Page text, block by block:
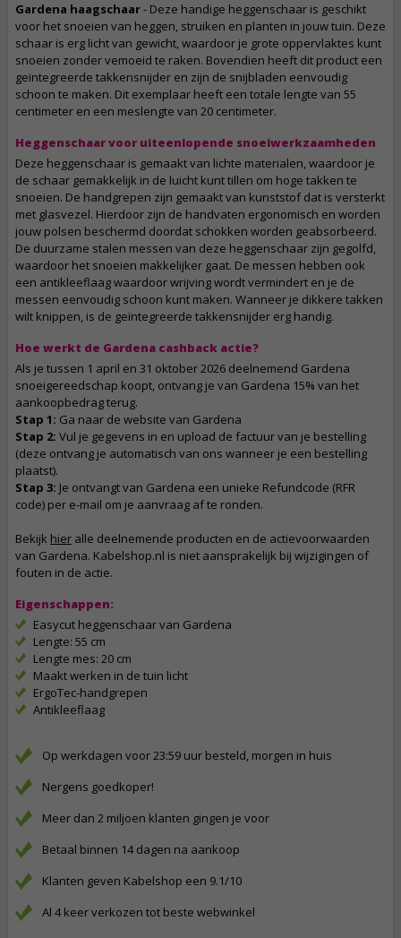
Gardena haagschaar- Deze handige heggenschaar is geschikt
voor het snoeien van heggen, struiken en planten in jouw tuin. Deze
schaar is erg licht van gewicht, waardoor je grote oppervlaktes kunt
snoeien zonder vemoeid te raken. Bovendien heeft dit product een
geïntegreerde takkensnijder en zijn de snijbladen eenvoudig
schoon te maken. Dit exemplaar heeft een totale lengte van 55
centimeter en een meslengte van 20 centimeter.
Heggenschaar voor uiteenlopende snoeiwerkzaamheden
Deze heggenschaar is gemaakt van lichte materialen, waardoor je
de schaar gemakkelijk in de luicht kunt tillen om hoge takken te
snoeien. De handgrepen zijn gemaakt van kunststof dat is versterkt
met glasvezel. Hierdoor zijn de handvaten ergonomisch en worden
jouw polsen beschermd doordat schokken worden geabsorbeerd.
De duurzame stalen messen van deze heggenschaar zijn gegolfd,
waardoor het snoeien makkelijker gaat. De messen hebben ook
een antikleeflaag waardoor wrijving wordt vermindert en je de
messen eenvoudig schoon kunt maken. Wanneer je dikkere takken
wilt knippen, is de geïntegreerde takkensnijder erg handig.
Hoe werkt de Gardena cashback actie?
Als je tussen 1 april en 31 oktober 2026 deelnemend Gardena
snoeigereedschap koopt, ontvang je van Gardena 15% van het
aankoopbedrag terug.
Stap 1: Ga naar de website van Gardena
Stap 2: Vul je gegevens in en upload de factuur van je bestelling
(deze ontvang je automatisch van ons wanneer je een bestelling
plaatst).
Stap 3: Je ontvangt van Gardena een unieke Refundcode (RFR
code) per e-mail om je aanvraag af te ronden.
Bekijk hier alle deelnemende producten en de actievoorwaarden
van Gardena. Kabelshop.nl is niet aansprakelijk bij wijzigingen of
fouten in de actie.
Eigenschappen:
Easycut heggenschaar van Gardena
Lengte: 55 cm
Lengte mes: 20 cm
Maakt werken in de tuin licht
ErgoTec-handgrepen
Antikleeflaag
Op werkdagen voor 23:59 uur besteld, morgen in huis
Nergens goedkoper!
Meer dan 2 miljoen klanten gingen je voor
Betaal binnen 14 dagen na aankoop
Klanten geven Kabelshop een 9.1/10
Al 4 keer verkozen tot beste webwinkel